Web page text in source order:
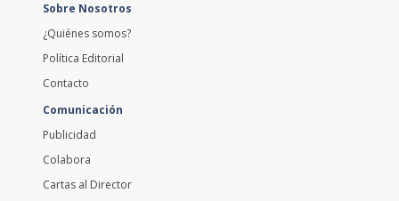
Sobre Nosotros
¿Quiénes somos?
Política Editorial
Contacto
Comunicación
Publicidad
Colabora
Cartas al Director